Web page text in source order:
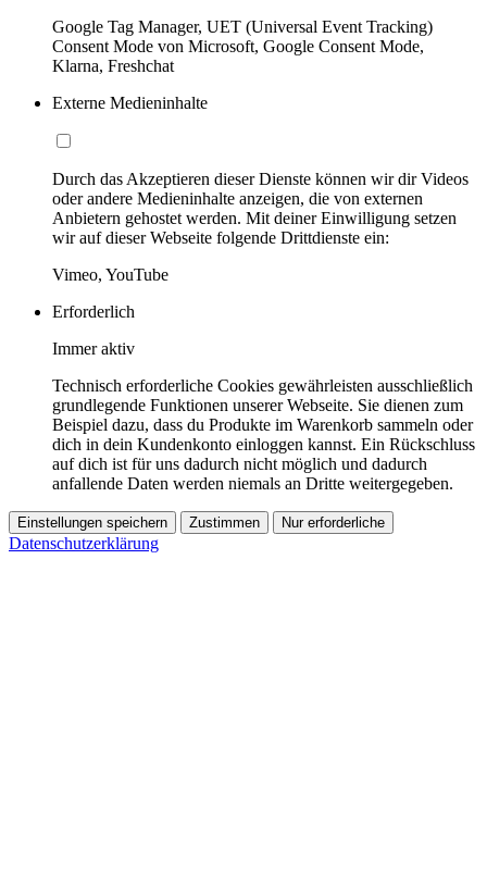
Google Tag Manager, UET (Universal Event Tracking)
Consent Mode von Microsoft, Google Consent Mode,
Klarna, Freshchat
Externe Medieninhalte
Durch das Akzeptieren dieser Dienste können wir dir Videos
oder andere Medieninhalte anzeigen, die von externen
Anbietern gehostet werden. Mit deiner Einwilligung setzen
wir auf dieser Webseite folgende Drittdienste ein:
Vimeo, YouTube
Erforderlich
Immer aktiv
Technisch erforderliche Cookies gewährleisten ausschließlich
grundlegende Funktionen unserer Webseite. Sie dienen zum
Beispiel dazu, dass du Produkte im Warenkorb sammeln oder
dich in dein Kundenkonto einloggen kannst. Ein Rückschluss
auf dich ist für uns dadurch nicht möglich und dadurch
anfallende Daten werden niemals an Dritte weitergegeben.
Einstellungen speichern Zustimmen Nur erforderliche
Datenschutzerklärung